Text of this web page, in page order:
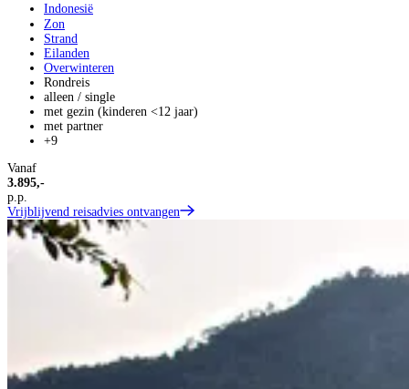
Indonesië
Zon
Strand
Eilanden
Overwinteren
Rondreis
alleen / single
met gezin (kinderen <12 jaar)
met partner
+9
Vanaf
3.895,-
p.p.
Vrijblijvend reisadvies ontvangen